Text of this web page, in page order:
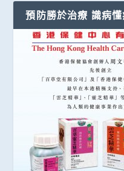
預防勝於治療 識病